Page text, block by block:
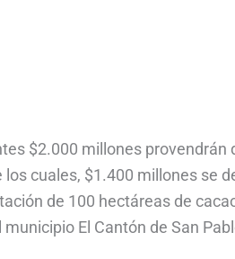
$2.000 millones provendrán
los cuales, $1.400 millones se
de 100 hectáreas de
municipio El Cantón de San